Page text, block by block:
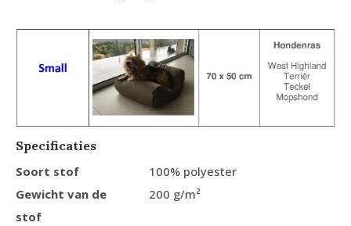
Specificaties
Soort stof
100% polyester
Gewicht van de
stof
200 g/m²